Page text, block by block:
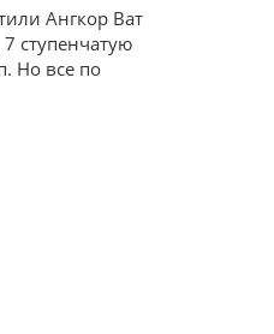
Ангкор Ват
ступенчатую
Но все по